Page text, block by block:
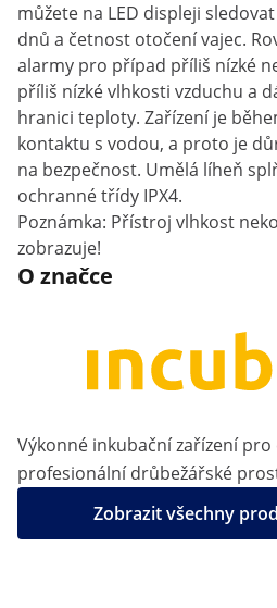
můžete na LED displeji
dnů a četnost otočení vajec.
alarmy pro případ příliš nízké
příliš nízké vlhkosti vzduchu a
hranici teploty. Zařízení je
kontaktu s vodou, a proto je
na bezpečnost. Umělá líheň
ochranné třídy IPX4.
Poznámka: Přístroj vlhkost
zobrazuje!
O značce
Výkonné inkubační zařízení pro
profesionální drůbežářské
Zobrazit všechny